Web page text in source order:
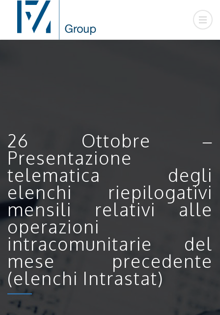
26 Ottobre –
Presentazione
telematica degli
elenchi riepilogativi
mensili relativi alle
operazioni
intracomunitarie del
mese precedente
(elenchi Intrastat)